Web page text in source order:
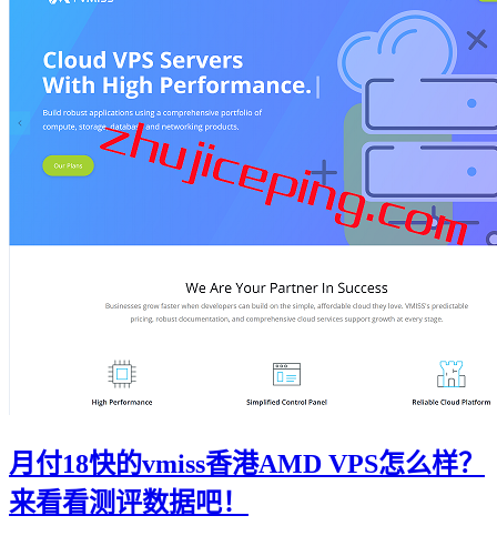
月付18快的vmiss香港AMD VPS怎么样？
来看看测评数据吧！